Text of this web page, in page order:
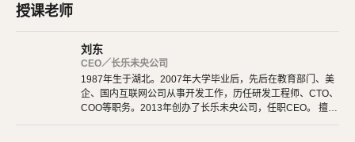
这个项目本身也越滚越大，从最早的 UI 引擎变成了一整套前后端
宏伟，希望用写 Web App 的方式去写 Native App。如果能够实
现，整个互联网行业都会被颠覆，因为同一组人只需要写一次 UI
，就能同时运行在服务器、浏览器和手机。
授课老师
刘东
CEO／长乐未央公司
1987年生于湖北。2007年大学毕业后，先后在教育部门、美
企、国内互联网公司从事开发工作，历任研发工程师、CTO、
COO等职务。2013年创办了长乐未央公司，任职CEO。 擅长